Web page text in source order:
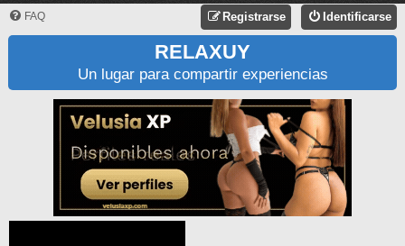
FAQ Identificarse
Registrarse
RELAXUY
Un lugar para compartir experiencias